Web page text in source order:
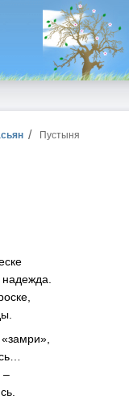
Пустыня
–